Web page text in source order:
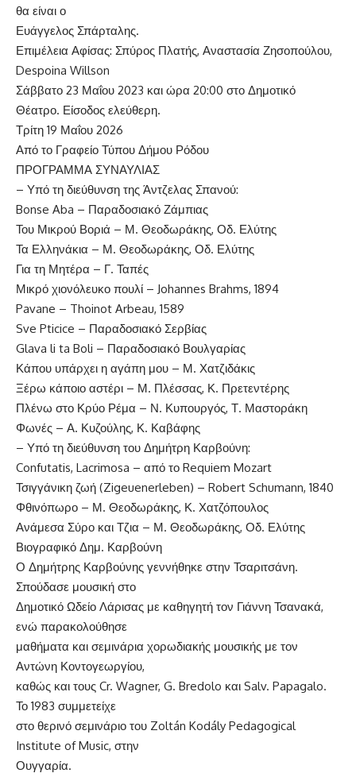
θα είναι ο
Ευάγγελος Σπάρταλης.
Επιμέλεια Αφίσας: Σπύρος Πλατής, Αναστασία Ζησοπούλου,
Despoina Willson
Σάββατο 23 Μαΐου 2023 και ώρα 20:00 στο Δημοτικό
Θέατρο. Είσοδος ελεύθερη.
Τρίτη 19 Μαΐου 2026
Από το Γραφείο Τύπου Δήμου Ρόδου
ΠΡΟΓΡΑΜΜΑ ΣΥΝΑΥΛΙΑΣ
– Υπό τη διεύθυνση της Άντζελας Σπανού:
Bonse Aba – Παραδοσιακό Ζάμπιας
Του Μικρού Βοριά – Μ. Θεοδωράκης, Οδ. Ελύτης
Τα Ελληνάκια – Μ. Θεοδωράκης, Οδ. Ελύτης
Για τη Μητέρα – Γ. Ταπές
Μικρό χιονόλευκο πουλί – Johannes Brahms, 1894
Pavane – Thoinot Arbeau, 1589
Sve Pticice – Παραδοσιακό Σερβίας
Glava li ta Boli – Παραδοσιακό Βουλγαρίας
Κάπου υπάρχει η αγάπη μου – Μ. Χατζιδάκις
Ξέρω κάποιο αστέρι – Μ. Πλέσσας, Κ. Πρετεντέρης
Πλένω στο Κρύο Ρέμα – Ν. Κυπουργός, Τ. Μαστοράκη
Φωνές – Α. Κυζούλης, Κ. Καβάφης
– Υπό τη διεύθυνση του Δημήτρη Καρβούνη:
Confutatis, Lacrimosa – από το Requiem Mozart
Τσιγγάνικη ζωή (Zigeuenerleben) – Robert Schumann, 1840
Φθινόπωρο – Μ. Θεοδωράκης, Κ. Χατζόπουλος
Ανάμεσα Σύρο και Τζια – Μ. Θεοδωράκης, Οδ. Ελύτης
Βιογραφικό Δημ. Καρβούνη
Ο Δημήτρης Καρβούνης γεννήθηκε στην Τσαριτσάνη.
Σπούδασε μουσική στο
Δημοτικό Ωδείο Λάρισας με καθηγητή τον Γιάννη Τσανακά,
ενώ παρακολούθησε
μαθήματα και σεμινάρια χορωδιακής μουσικής με τον
Αντώνη Κοντογεωργίου,
καθώς και τους Cr. Wagner, G. Bredolo και Salv. Papagalo.
Το 1983 συμμετείχε
στο θερινό σεμινάριο του Zoltán Kodály Pedagogical
Institute of Music, στην
Ουγγαρία.